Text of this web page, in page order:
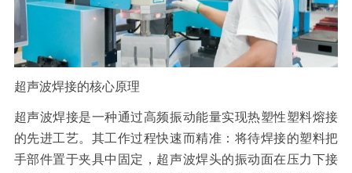
超声波焊接的核心原理
超声波焊接是一种通过高频振动能量实现热塑性塑料熔接
的先进工艺。其工作过程快速而精准：将待焊接的塑料把
手部件置于夹具中固定，超声波焊头的振动面在压力下接